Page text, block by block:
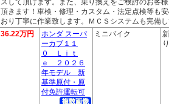
スして頂けます。また、乗り換えをご検討のお客
頂きます！車検・修理・カスタム・法定点検等も
おり丁寧に作業致します。ＭＣＳシステムも完備
36.22万円
ホンダ スーパ
ーカブ１１
０ Ｌｉｔ
ｅ ２０２６
年モデル 新
基準原付・原
付免許運転可
ミニバイク